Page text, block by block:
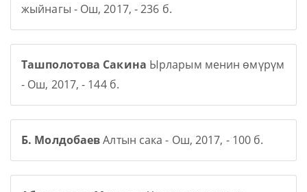
жыйнагы - Ош, 2017, - 236 б.
Ташполотова Сакина Ырларым менин өмүрүм
- Ош, 2017, - 144 б.
Б. МолдобаевАлтын сака - Ош, 2017, - 100 б.